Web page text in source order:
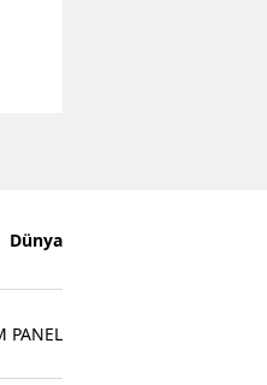
Dünya
PANEL